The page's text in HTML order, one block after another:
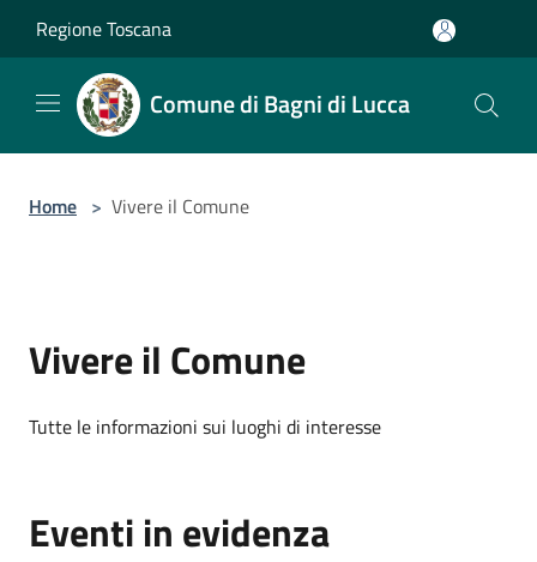
Regione Toscana
Comune di Bagni di Lucca
Home > Vivere il Comune
Vivere il Comune
Tutte le informazioni sui luoghi di interesse
Eventi in evidenza